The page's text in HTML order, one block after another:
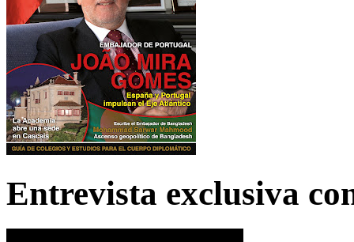
Entrevista exclusiva